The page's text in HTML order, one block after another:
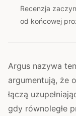
Recenzja
od końcowej
Argus nazywa
argumentują, że
łączą
gdy równoległe